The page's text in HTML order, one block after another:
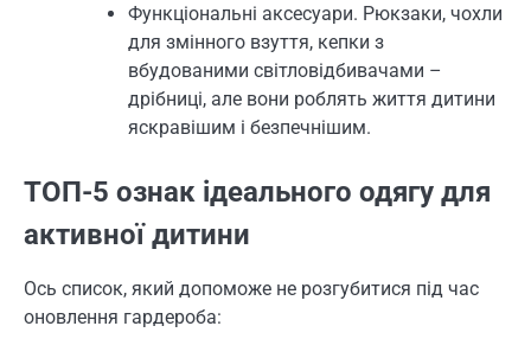
Функціональні аксесуари. Рюкзаки, чохли
для змінного взуття, кепки з
вбудованими світловідбивачами –
дрібниці, але вони роблять життя дитини
яскравішим і безпечнішим.
ТОП-5 ознак ідеального одягу для
активної дитини
Ось список, який допоможе не розгубитися під час
оновлення гардероба: